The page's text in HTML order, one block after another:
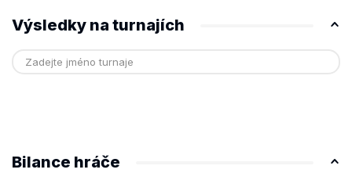
Výsledky na turnajích
Bilance hráče